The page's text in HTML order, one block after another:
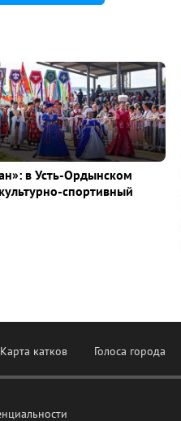
в Усть-Ордынском
спортивный
Карта катков Голоса города